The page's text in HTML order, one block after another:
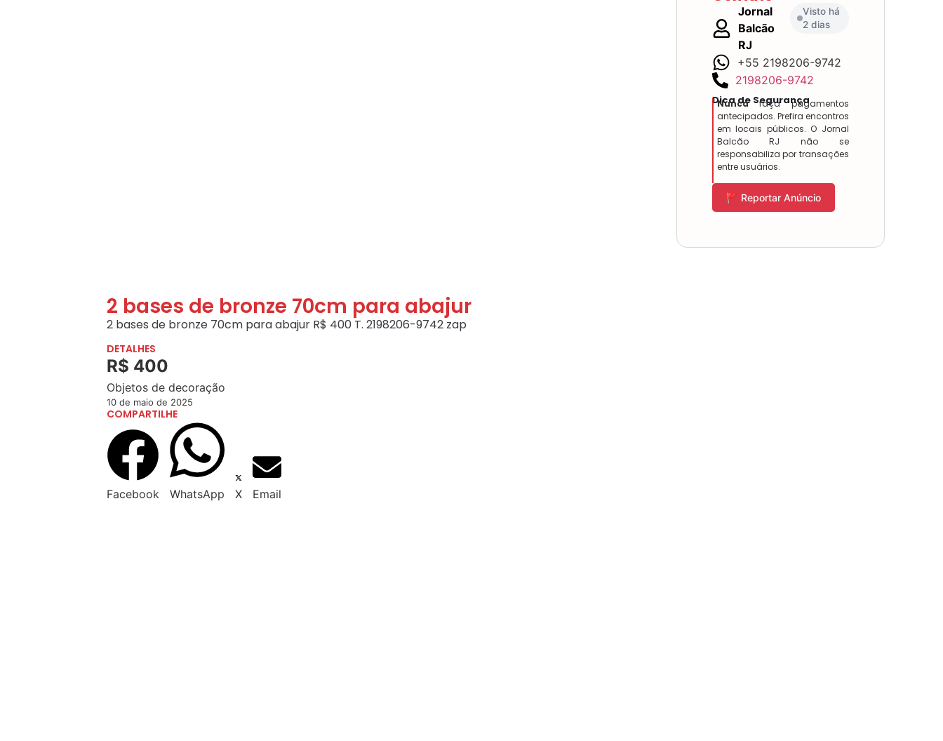
Jornal
Balcão
RJ
Visto há
2 dias
+55 2198206-9742
2198206-9742
Dica de Segurança
Nuncafaça pagamentos
antecipados. Prefira encontros
em locais públicos. O Jornal
Balcão RJ não se
responsabiliza por transações
entre usuários.
🚩 Reportar Anúncio
2 bases de bronze 70cm para abajur
2 bases de bronze 70cm para abajur R$ 400 T. 2198206-9742 zap
DETALHES
R$ 400
Objetos de decoração
10 de maio de 2025
COMPARTILHE
Facebook WhatsApp X Email